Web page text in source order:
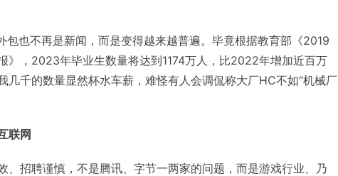
也不再是新闻，而是变得越来越普遍。毕竟根据教育部《2019
》，2023年毕业生数量将达到1174万人，比2022年增加近百万
几千的数量显然杯水车薪，难怪有人会调侃称大厂HC不如“机械厂
联网
、招聘谨慎，不是腾讯、字节一两家的问题，而是游戏行业、乃